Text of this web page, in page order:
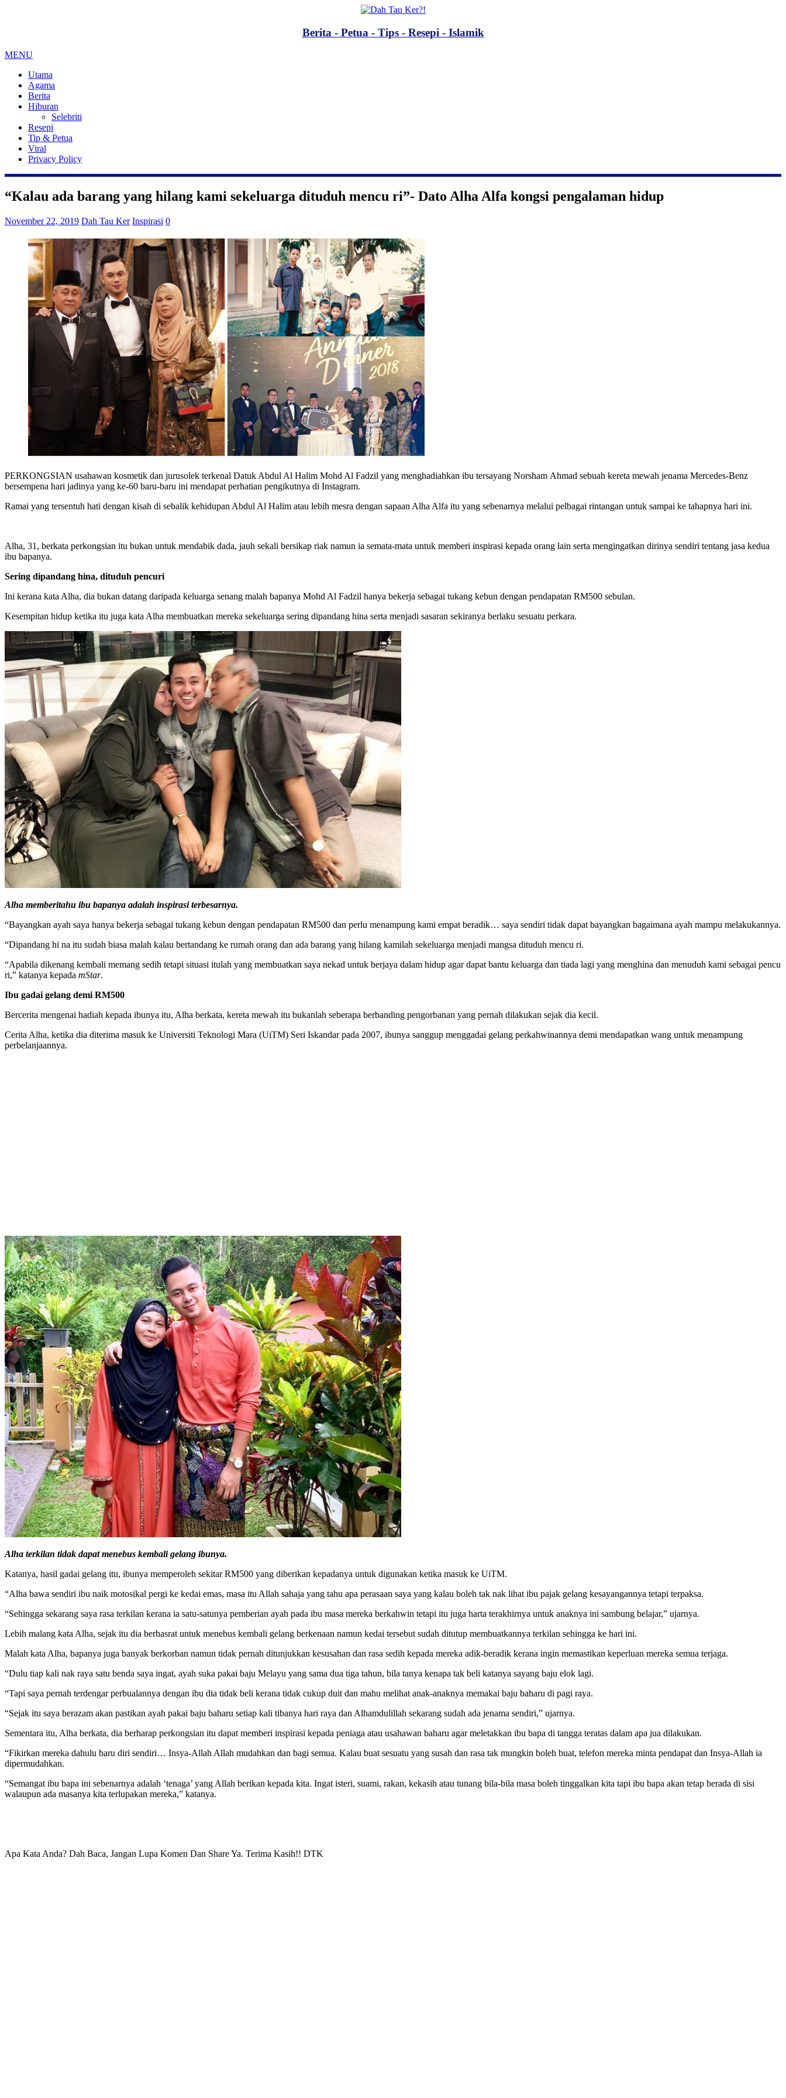
Berita - Petua - Tips - Resepi - Islamik
MENU
Utama
Agama
Berita
Hiburan
Selebriti
Resepi
Tip & Petua
Viral
Privacy Policy
“Kalau ada barang yang hilang kami sekeluarga dituduh mencu ri”- Dato Alha Alfa kongsi pengalaman hidup
November 22, 2019 Dah Tau Ker Inspirasi 0
PERKONGSIAN usahawan kosmetik dan jurusolek terkenal Datuk Abdul Al Halim Mohd Al Fadzil yang menghadiahkan ibu tersayang Norsham Ahmad sebuah kereta mewah jenama Mercedes-Benz
bersempena hari jadinya yang ke-60 baru-baru ini mendapat perhatian pengikutnya di Instagram.
Ramai yang tersentuh hati dengan kisah di sebalik kehidupan Abdul Al Halim atau lebih mesra dengan sapaan Alha Alfa itu yang sebenarnya melalui pelbagai rintangan untuk sampai ke tahapnya hari ini.
Alha, 31, berkata perkongsian itu bukan untuk mendabik dada, jauh sekali bersikap riak namun ia semata-mata untuk memberi inspirasi kepada orang lain serta mengingatkan dirinya sendiri tentang jasa kedua
ibu bapanya.
Sering dipandang hina, dituduh pencuri
Ini kerana kata Alha, dia bukan datang daripada keluarga senang malah bapanya Mohd Al Fadzil hanya bekerja sebagai tukang kebun dengan pendapatan RM500 sebulan.
Kesempitan hidup ketika itu juga kata Alha membuatkan mereka sekeluarga sering dipandang hina serta menjadi sasaran sekiranya berlaku sesuatu perkara.
Alha memberitahu ibu bapanya adalah inspirasi terbesarnya.
“Bayangkan ayah saya hanya bekerja sebagai tukang kebun dengan pendapatan RM500 dan perlu menampung kami empat beradik… saya sendiri tidak dapat bayangkan bagaimana ayah mampu melakukannya.
“Dipandang hi na itu sudah biasa malah kalau bertandang ke rumah orang dan ada barang yang hilang kamilah sekeluarga menjadi mangsa dituduh mencu ri.
“Apabila dikenang kembali memang sedih tetapi situasi itulah yang membuatkan saya nekad untuk berjaya dalam hidup agar dapat bantu keluarga dan tiada lagi yang menghina dan menuduh kami sebagai pencu
ri,” katanya kepada mStar.
Ibu gadai gelang demi RM500
Bercerita mengenai hadiah kepada ibunya itu, Alha berkata, kereta mewah itu bukanlah seberapa berbanding pengorbanan yang pernah dilakukan sejak dia kecil.
Cerita Alha, ketika dia diterima masuk ke Universiti Teknologi Mara (UiTM) Seri Iskandar pada 2007, ibunya sanggup menggadai gelang perkahwinannya demi mendapatkan wang untuk menampung
perbelanjaannya.
Alha terkilan tidak dapat menebus kembali gelang ibunya.
Katanya, hasil gadai gelang itu, ibunya memperoleh sekitar RM500 yang diberikan kepadanya untuk digunakan ketika masuk ke UiTM.
“Alha bawa sendiri ibu naik motosikal pergi ke kedai emas, masa itu Allah sahaja yang tahu apa perasaan saya yang kalau boleh tak nak lihat ibu pajak gelang kesayangannya tetapi terpaksa.
“Sehingga sekarang saya rasa terkilan kerana ia satu-satunya pemberian ayah pada ibu masa mereka berkahwin tetapi itu juga harta terakhirnya untuk anaknya ini sambung belajar,” ujarnya.
Lebih malang kata Alha, sejak itu dia berhasrat untuk menebus kembali gelang berkenaan namun kedai tersebut sudah ditutup membuatkannya terkilan sehingga ke hari ini.
Malah kata Alha, bapanya juga banyak berkorban namun tidak pernah ditunjukkan kesusahan dan rasa sedih kepada mereka adik-beradik kerana ingin memastikan keperluan mereka semua terjaga.
“Dulu tiap kali nak raya satu benda saya ingat, ayah suka pakai baju Melayu yang sama dua tiga tahun, bila tanya kenapa tak beli katanya sayang baju elok lagi.
“Tapi saya pernah terdengar perbualannya dengan ibu dia tidak beli kerana tidak cukup duit dan mahu melihat anak-anaknya memakai baju baharu di pagi raya.
“Sejak itu saya berazam akan pastikan ayah pakai baju baharu setiap kali tibanya hari raya dan Alhamdulillah sekarang sudah ada jenama sendiri,” ujarnya.
Sementara itu, Alha berkata, dia berharap perkongsian itu dapat memberi inspirasi kepada peniaga atau usahawan baharu agar meletakkan ibu bapa di tangga teratas dalam apa jua dilakukan.
“Fikirkan mereka dahulu baru diri sendiri… Insya-Allah Allah mudahkan dan bagi semua. Kalau buat sesuatu yang susah dan rasa tak mungkin boleh buat, telefon mereka minta pendapat dan Insya-Allah ia
dipermudahkan.
“Semangat ibu bapa ini sebenarnya adalah ‘tenaga’ yang Allah berikan kepada kita. Ingat isteri, suami, rakan, kekasih atau tunang bila-bila masa boleh tinggalkan kita tapi ibu bapa akan tetap berada di sisi
walaupun ada masanya kita terlupakan mereka,” katanya.
Apa Kata Anda? Dah Baca, Jangan Lupa Komen Dan Share Ya. Terima Kasih!! DTK